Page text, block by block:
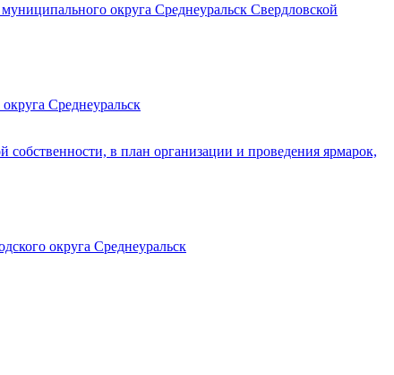
округа Среднеуральск Свердловской
Среднеуральск
в план организации и проведения ярмарок,
округа Среднеуральск